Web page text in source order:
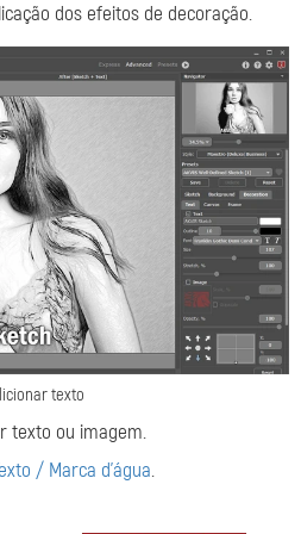
dos efeitos de decoração.
texto
texto ou imagem.
/ Marca d'água.